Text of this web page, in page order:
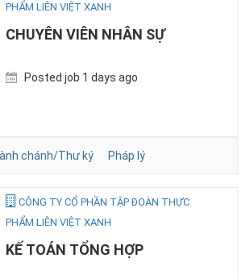
PHẨM LIÊN VIỆT XANH
CHUYÊN VIÊN NHÂN SỰ
Posted job 1 days ago
chánh/Thư ký Pháp lý
CÔNG TY CỔ PHẦN TẬP ĐOÀN THỰC
PHẨM LIÊN VIỆT XANH
KẾ TOÁN TỔNG HỢP